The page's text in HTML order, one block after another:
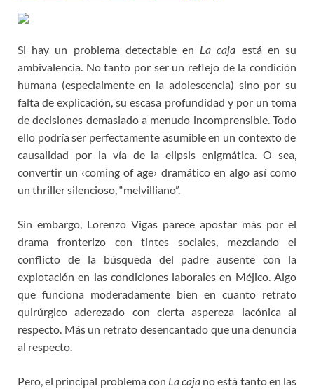
b
o
o
k
t
e
r
o
d
o
n
L
i
n
k
a
m
e
e
e
s
t
Si hay un problema detectable en La caja estáen su
ambivalencia. No tanto por ser un reflejo de la condición
humana (especialmente en la adolescencia) sino por su
falta de explicación, su escasa profundidad y por un toma
de decisiones demasiado a menudo incomprensible. Todo
ello podría ser perfectamente asumible en un contexto de
causalidad por la vía de la elipsis enigmática. O sea,
convertir un ‹coming of age› dramático en algo así como
un thriller silencioso, “melvilliano”.
Sin embargo, Lorenzo Vigas parece apostar más por el
drama fronterizo con tintes sociales, mezclando el
conflicto de la búsqueda del padre ausente con la
explotación en las condiciones laborales en Méjico. Algo
que funciona moderadamente bien en cuanto retrato
quirúrgico aderezado con cierta aspereza lacónica al
respecto. Más un retrato desencantado que una denuncia
al respecto.
Pero, el principal problema con La caja no está tanto en las